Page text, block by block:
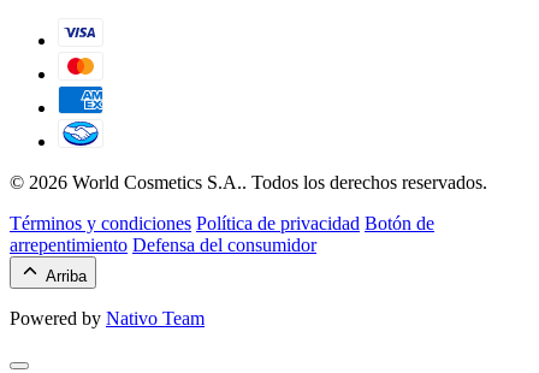
© 2026 World Cosmetics S.A.. Todos los derechos reservados.
Términos y condiciones Política de privacidad Botón de
arrepentimiento Defensa del consumidor
Arriba
Powered by Nativo Team